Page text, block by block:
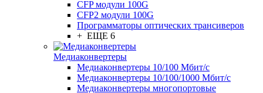
CFP модули 100G
CFP2 модули 100G
Программаторы оптических трансиверов
+ ЕЩЕ 6
Медиаконвертеры
Медиаконвертеры 10/100 Мбит/с
Медиаконвертеры 10/100/1000 Мбит/c
Медиаконвертеры многопортовые